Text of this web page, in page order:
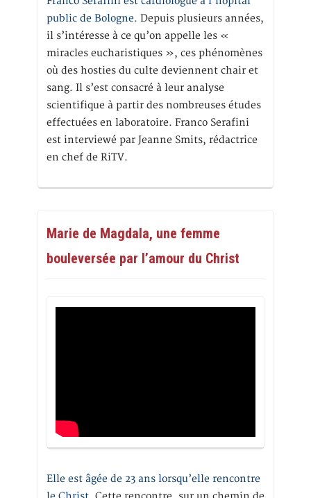
public de Bologne. Depuis plusieurs années,
il s’intéresse à ce qu’on appelle les «
miracles eucharistiques », ces phénomènes
où des hosties du culte deviennent chair et
sang. Il s’est consacré à leur analyse
scientifique à partir des nombreuses études
effectuées en laboratoire. Franco Serafini
est interviewé par Jeanne Smits, rédactrice
en chef de RiTV.
Marie de Magdala, une femme
bouleversée par l’amour du Christ
Elle est âgée de 23 ans lorsqu’elle rencontre